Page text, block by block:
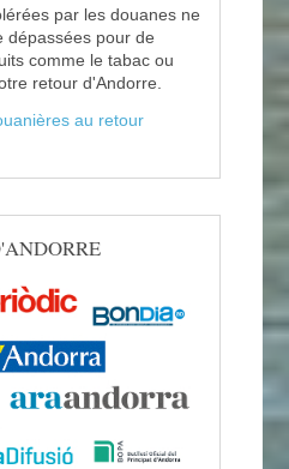
par les douanes ne
dépassées pour de
comme le tabac ou
retour d'Andorre.
au retour